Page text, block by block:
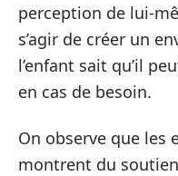
perception de lui-
s’agir de créer un
l’enfant sait qu’il
en cas de besoin.
On observe que les
montrent du